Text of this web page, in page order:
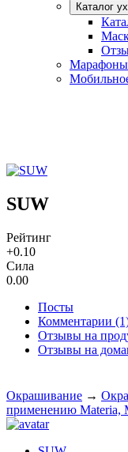
Каталог
Марафоны
SUW
Рейтинг
+0.10
Сила
0.00
Посты
Комментарии
Отзывы на
Отзывы на
Окрашивание →
применению Materia,